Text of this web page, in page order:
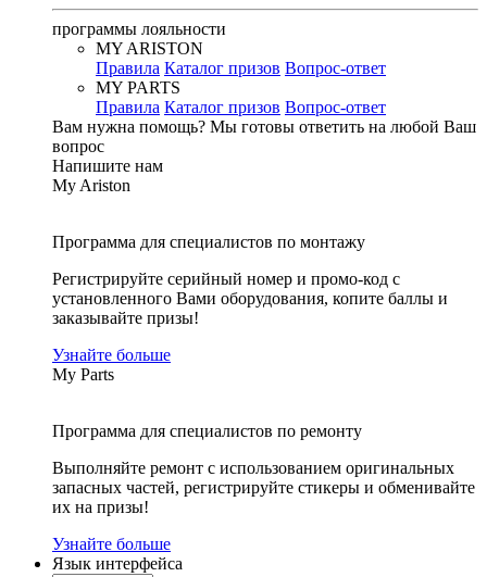
программы лояльности
MY ARISTON
Правила Каталог призов Вопрос-ответ
MY PARTS
Правила Каталог призов Вопрос-ответ
Вам нужна помощь? Мы готовы ответить на любой Ваш
вопрос
Напишите нам
My Ariston
Программа для специалистов по монтажу
Регистрируйте серийный номер и промо-код с
установленного Вами оборудования, копите баллы и
заказывайте призы!
Узнайте больше
My Parts
Программа для специалистов по ремонту
Выполняйте ремонт с использованием оригинальных
запасных частей, регистрируйте стикеры и обменивайте
их на призы!
Узнайте больше
Язык интерфейса